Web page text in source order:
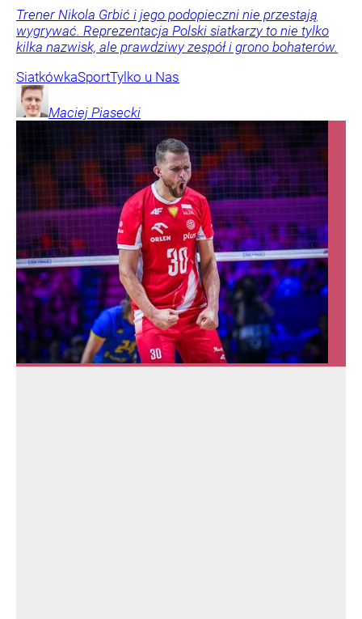
Trener Nikola Grbić i jego podopieczni nie przestają
wygrywać. Reprezentacja Polski siatkarzy to nie tylko
kilka nazwisk, ale prawdziwy zespół i grono bohaterów.
SiatkówkaSportTylko u Nas
Maciej Piasecki